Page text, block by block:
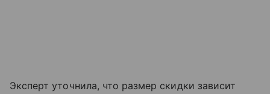
Эксперт уточнила, что размер скидки зависит